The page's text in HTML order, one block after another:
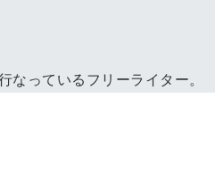
なっているフリーライター。